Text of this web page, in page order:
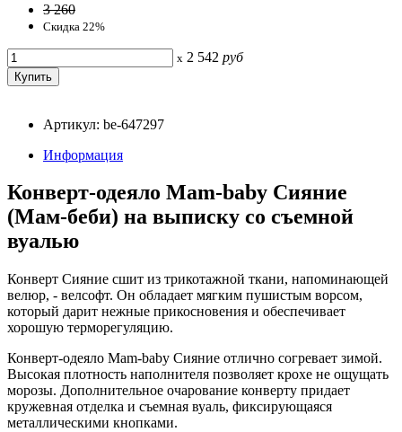
3 260
Скидка 22%
x 2 542 руб
Артикул: be-647297
Информация
Конверт-одеяло Mam-baby Сияние
(Мам-беби) на выписку со съемной
вуалью
Конверт Сияние сшит из трикотажной ткани, напоминающей
велюр, - велсофт. Он обладает мягким пушистым ворсом,
который дарит нежные прикосновения и обеспечивает
хорошую терморегуляцию.
Конверт-одеяло Mam-baby Сияние отлично согревает зимой.
Высокая плотность наполнителя позволяет крохе не ощущать
морозы. Дополнительное очарование конверту придает
кружевная отделка и съемная вуаль, фиксирующаяся
металлическими кнопками.